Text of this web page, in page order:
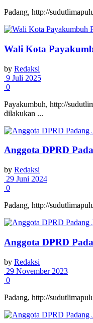
Padang, http://
Wali Kota
by Redaksi
9 Juli 2025
0
Payakumbuh, http://
dilakukan ...
Anggota DPRD
by Redaksi
29 Juni 2024
0
Padang, http://
Anggota DPRD
by Redaksi
29 November 2023
0
Padang, http://